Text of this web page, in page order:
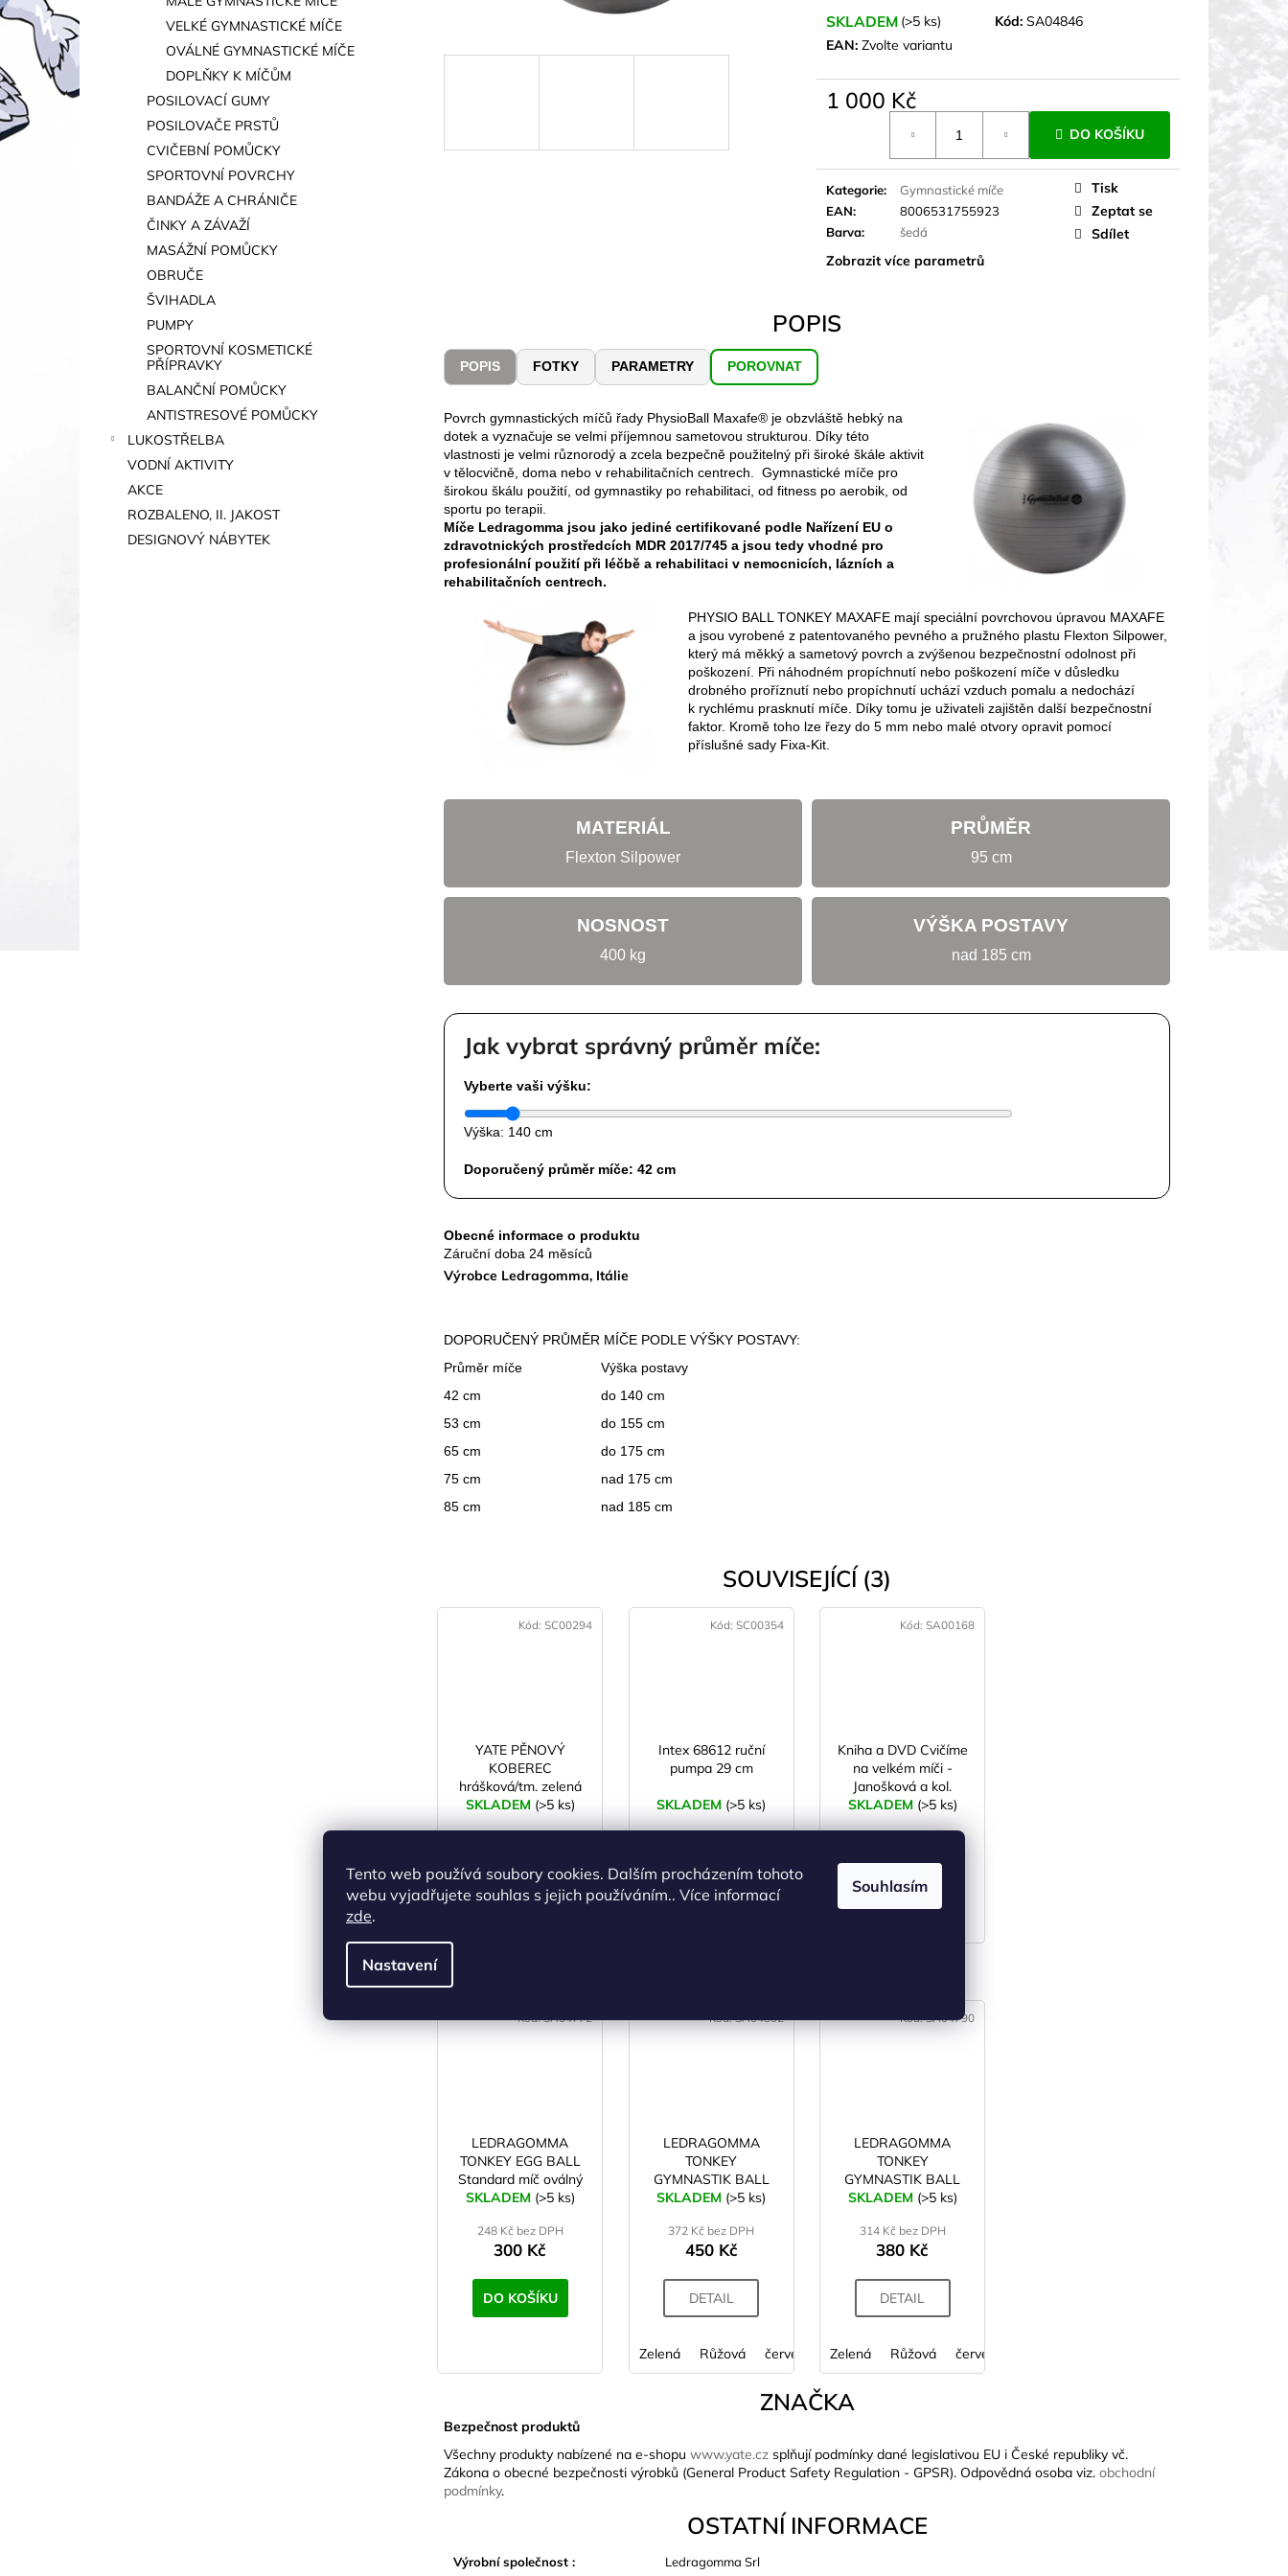
Tento web používá soubory cookies. Dalším procházením tohoto
webu vyjadřujete souhlas s jejich používáním.. Více informací
zde.
Nastavení
Souhlasím
a
n
e
l
VELKÉ GYMNASTICKÉ MÍČE
OVÁLNÉ GYMNASTICKÉ MÍČE
DOPLŇKY K MÍČŮM
POSILOVACÍ GUMY
POSILOVAČE PRSTŮ
CVIČEBNÍ POMŮCKY
SPORTOVNÍ POVRCHY
BANDÁŽE A CHRÁNIČE
ČINKY A ZÁVAŽÍ
MASÁŽNÍ POMŮCKY
OBRUČE
ŠVIHADLA
PUMPY
SPORTOVNÍ KOSMETICKÉ
PŘÍPRAVKY
BALANČNÍ POMŮCKY
ANTISTRESOVÉ POMŮCKY
LUKOSTŘELBA
VODNÍ AKTIVITY
AKCE
ROZBALENO, II. JAKOST
DESIGNOVÝ NÁBYTEK
SKLADEM (>5 ks) Kód: SA04846
EAN: Zvolte variantu
1 000 Kč
DO KOŠÍKU
Kategorie:
Gymnastické míče
EAN:
8006531755923
Barva: šedá
Zobrazit více parametrů
Tisk
Zeptat se
Sdílet
POPIS
POPIS FOTKY PARAMETRY POROVNAT
Povrch gymnastických míčů řady PhysioBall Maxafe® je obzvláště hebký na
dotek a vyznačuje se velmi příjemnou sametovou strukturou. Díky této
vlastnosti je velmi různorodý a zcela bezpečně použitelný při široké škále aktivit
v tělocvičně, doma nebo v rehabilitačních centrech. Gymnastické míče pro
širokou škálu použití, od gymnastiky po rehabilitaci, od fitness po aerobik, od
sportu po terapii.
Míče Ledragomma jsou jako jediné certifikované podle Nařízení EU o
zdravotnických prostředcích MDR 2017/745 a jsou tedy vhodné pro
profesionální použití při léčbě a rehabilitaci v nemocnicích, lázních a
rehabilitačních centrech.
PHYSIO BALL TONKEY MAXAFE mají speciální povrchovou úpravou MAXAFE
a jsou vyrobené z patentovaného pevného a pružného plastu Flexton Silpower,
který má měkký a sametový povrch a zvýšenou bezpečnostní odolnost při
poškození. Při náhodném propíchnutí nebo poškození míče v důsledku
drobného proříznutí nebo propíchnutí uchází vzduch pomalu a nedochází
k rychlému prasknutí míče. Díky tomu je uživateli zajištěn další bezpečnostní
faktor. Kromě toho lze řezy do 5 mm nebo malé otvory opravit pomocí
příslušné sady Fixa-Kit.
MATERIÁL
Flexton Silpower
PRŮMĚR
95 cm
NOSNOST
400 kg
VÝŠKA POSTAVY
nad 185 cm
Jak vybrat správný průměr míče:
Vyberte vaši výšku:
Výška: 140 cm
Doporučený průměr míče: 42 cm
Obecné informace o produktu
Záruční doba 24 měsíců
Výrobce Ledragomma, Itálie
DOPORUČENÝ PRŮMĚR MÍČE PODLE VÝŠKY POSTAVY:
Průměr míče
Výška postavy
42 cm
do 140 cm
53 cm
do 155 cm
65 cm
do 175 cm
75 cm
nad 175 cm
85 cm
nad 185 cm
SOUVISEJÍCÍ (3)
YATE PĚNOVÝ
KOBEREC
hrášková/tm. zelená
43x43x1,0 cm
SKLADEM (>5 ks)
DO KOŠÍKU
Kód:SC00294
Intex 68612 ruční
pumpa 29 cm
SKLADEM (>5 ks)
DO KOŠÍKU
Kód: SC00354
Kniha a DVD Cvičíme
na velkém míči -
Janošková a kol.
SKLADEM (>5 ks)
DO KOŠÍKU
Kód:SA00168
LEDRAGOMMA
TONKEY EGG BALL
Standard míč oválný
18x36 cm modrá
SKLADEM (>5 ks)
248 Kč bez DPH
300 Kč
DO KOŠÍKU
Kód:SA04772
LEDRAGOMMA
TONKEY
GYMNASTIK BALL
Maxafe 53 cm
SKLADEM (>5 ks)
372 Kč bez DPH
450 Kč
DETAIL
Zelená Růžová červená fialová limetková oranžová
Kód:SA04802
LEDRAGOMMA
TONKEY
GYMNASTIK BALL
Maxafe 42 cm
SKLADEM (>5 ks)
314 Kč bez DPH
380 Kč
DETAIL
Zelená Růžová červená
Kód:SA04790
ZNAČKA
Bezpečnost produktů
Všechny produkty nabízené na e-shopu www.yate.cz splňují podmínky dané legislativou EU i České republiky vč.
Zákona o obecné bezpečnosti výrobků (General Product Safety Regulation - GPSR). Odpovědná osoba viz. obchodní
podmínky.
OSTATNÍ INFORMACE
Výrobní společnost :
Ledragomma Srl